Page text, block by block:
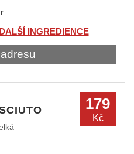
INGREDIENCE
179
Kč